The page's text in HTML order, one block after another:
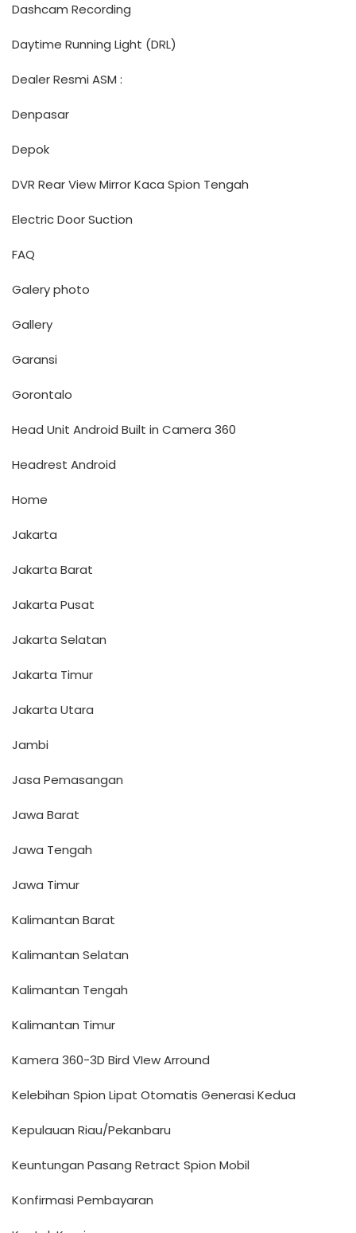
Dashcam Recording
Daytime Running Light (DRL)
Dealer Resmi ASM :
Denpasar
Depok
DVR Rear View Mirror Kaca Spion Tengah
Electric Door Suction
FAQ
Galery photo
Gallery
Garansi
Gorontalo
Head Unit Android Built in Camera 360
Headrest Android
Home
Jakarta
Jakarta Barat
Jakarta Pusat
Jakarta Selatan
Jakarta Timur
Jakarta Utara
Jambi
Jasa Pemasangan
Jawa Barat
Jawa Tengah
Jawa Timur
Kalimantan Barat
Kalimantan Selatan
Kalimantan Tengah
Kalimantan Timur
Kamera 360-3D Bird VIew Arround
Kelebihan Spion Lipat Otomatis Generasi Kedua
Kepulauan Riau/Pekanbaru
Keuntungan Pasang Retract Spion Mobil
Konfirmasi Pembayaran